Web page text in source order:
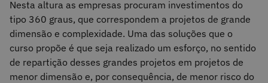
Nesta altura as empresas procuram investimentos do
tipo 360 graus, que correspondem a projetos de grande
dimensão e complexidade. Uma das soluções que o
curso propõe é que seja realizado um esforço, no sentido
de repartição desses grandes projetos em projetos de
menor dimensão e, por consequência, de menor risco do